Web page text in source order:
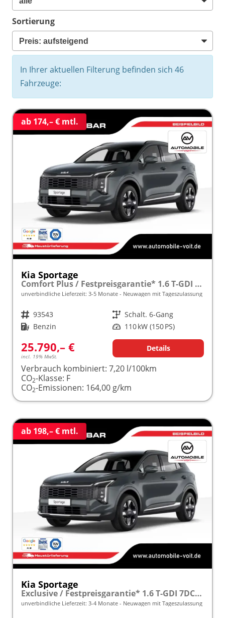
Sortierung
In Ihrer aktuellen Filterung befinden sich 46
Fahrzeuge:
ab 174,– € mtl.
Kia Sportage
Comfort Plus / Festpreisgarantie* 1.6 T-GDI 150 PS NAVI/RÜCKFAHRKAMERA/17" ALU/ LED/frei konfigurierbar!
unverbindliche Lieferzeit: 3-5 Monate Neuwagen mit Tageszulassung
Fahrzeugnr. 93543 Getriebe Schalt. 6-Gang
Kraftstoff Benzin Leistung 110 kW (150 PS)
25.790,– €
incl. 19% MwSt.
Details
Verbrauch kombiniert: 7,20 l/100km
CO2-Klasse: F
CO2-Emissionen: 164,00 g/km
ab 198,– € mtl.
Kia Sportage
Exclusive / Festpreisgarantie* 1.6 T-GDI 7DCT (Automatik) 150 PS 4x SHZ/NAVI/LED frei konfigurierbar!
unverbindliche Lieferzeit: 3-4 Monate Neuwagen mit Tageszulassung